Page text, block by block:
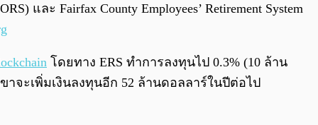
และ Fairfax County Employees’ Retirement System
โดยทาง ERS ทำการลงทุนไป 0.3% (10 ล้าน
ขาจะเพิ่มเงินลงทุนอีก 52 ล้านดอลลาร์ในปีต่อไป